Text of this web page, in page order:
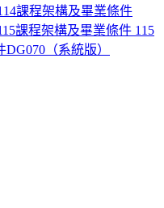
課程架構及畢業條件
課程架構及畢業條件 115
（系統版）